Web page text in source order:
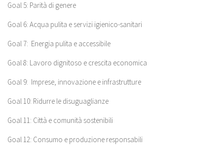
Goal 5: Parità di genere
Goal 6: Acqua pulita e servizi igienico-sanitari
Goal 7: Energia pulita e accessibile
Goal 8: Lavoro dignitoso e crescita economica
Goal 9: Imprese, innovazione e infrastrutture
Goal 10: Ridurre le disuguaglianze
Goal 11: Città e comunità sostenibili
Goal 12: Consumo e produzione responsabili